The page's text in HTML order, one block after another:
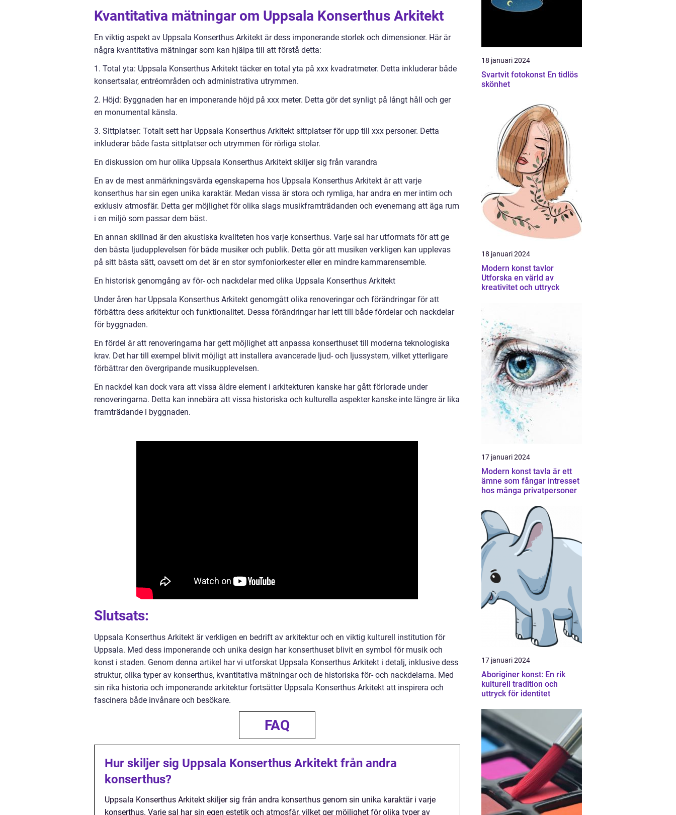
Kvantitativa mätningar om Uppsala Konserthus Arkitekt
En viktig aspekt av Uppsala Konserthus Arkitekt är dess imponerande storlek och dimensioner. Här är
några kvantitativa mätningar som kan hjälpa till att förstå detta:
1. Total yta: Uppsala Konserthus Arkitekt täcker en total yta på xxx kvadratmeter. Detta inkluderar både
konsertsalar, entréområden och administrativa utrymmen.
2. Höjd: Byggnaden har en imponerande höjd på xxx meter. Detta gör det synligt på långt håll och ger
en monumental känsla.
3. Sittplatser: Totalt sett har Uppsala Konserthus Arkitekt sittplatser för upp till xxx personer. Detta
inkluderar både fasta sittplatser och utrymmen för rörliga stolar.
En diskussion om hur olika Uppsala Konserthus Arkitekt skiljer sig från varandra
En av de mest anmärkningsvärda egenskaperna hos Uppsala Konserthus Arkitekt är att varje
konserthus har sin egen unika karaktär. Medan vissa är stora och rymliga, har andra en mer intim och
exklusiv atmosfär. Detta ger möjlighet för olika slags musikframträdanden och evenemang att äga rum
i en miljö som passar dem bäst.
En annan skillnad är den akustiska kvaliteten hos varje konserthus. Varje sal har utformats för att ge
den bästa ljudupplevelsen för både musiker och publik. Detta gör att musiken verkligen kan upplevas
på sitt bästa sätt, oavsett om det är en stor symfoniorkester eller en mindre kammarensemble.
En historisk genomgång av för- och nackdelar med olika Uppsala Konserthus Arkitekt
Under åren har Uppsala Konserthus Arkitekt genomgått olika renoveringar och förändringar för att
förbättra dess arkitektur och funktionalitet. Dessa förändringar har lett till både fördelar och nackdelar
för byggnaden.
En fördel är att renoveringarna har gett möjlighet att anpassa konserthuset till moderna teknologiska
krav. Det har till exempel blivit möjligt att installera avancerade ljud- och ljussystem, vilket ytterligare
förbättrar den övergripande musikupplevelsen.
En nackdel kan dock vara att vissa äldre element i arkitekturen kanske har gått förlorade under
renoveringarna. Detta kan innebära att vissa historiska och kulturella aspekter kanske inte längre är lika
framträdande i byggnaden.
Slutsats:
Uppsala Konserthus Arkitekt är verkligen en bedrift av arkitektur och en viktig kulturell institution för
Uppsala. Med dess imponerande och unika design har konserthuset blivit en symbol för musik och
konst i staden. Genom denna artikel har vi utforskat Uppsala Konserthus Arkitekt i detalj, inklusive dess
struktur, olika typer av konserthus, kvantitativa mätningar och de historiska för- och nackdelarna. Med
sin rika historia och imponerande arkitektur fortsätter Uppsala Konserthus Arkitekt att inspirera och
fascinera både invånare och besökare.
FAQ
Hur skiljer sig Uppsala Konserthus Arkitekt från andra
konserthus?
Uppsala Konserthus Arkitekt skiljer sig från andra konserthus genom sin unika karaktär i varje
konserthus. Varje sal har sin egen estetik och atmosfär, vilket ger möjlighet för olika typer av
18 januari 2024
Svartvit fotokonst En tidlös
skönhet
18 januari 2024
Modern konst tavlor
Utforska en värld av
kreativitet och uttryck
17 januari 2024
Modern konst tavla är ett
ämne som fångar intresset
hos många privatpersoner
17 januari 2024
Aboriginer konst: En rik
kulturell tradition och
uttryck för identitet